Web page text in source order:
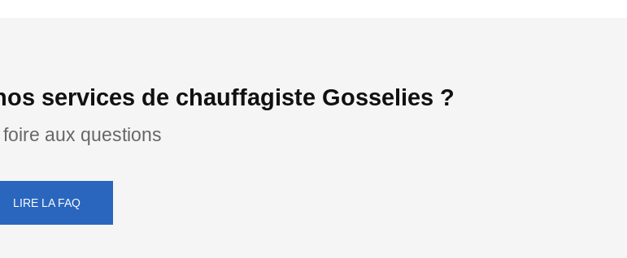
services de chauffagiste Gosselies ?
aux questions
LIRE LA FAQ